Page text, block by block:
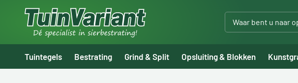
Tuintegels Bestrating Grind & Split Opsluiting & Blokken